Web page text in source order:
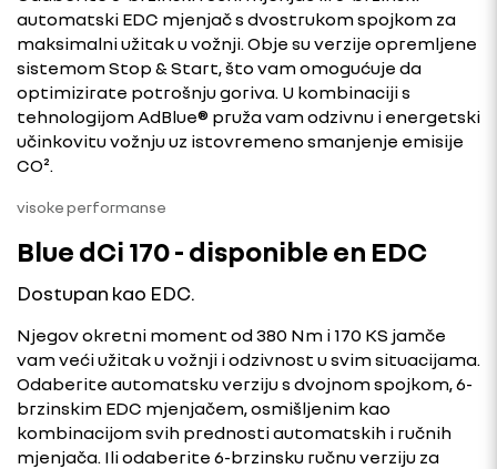
automatski EDC mjenjač s dvostrukom spojkom za
maksimalni užitak u vožnji. Obje su verzije opremljene
sistemom Stop & Start, što vam omogućuje da
optimizirate potrošnju goriva. U kombinaciji s
tehnologijom AdBlue® pruža vam odzivnu i energetski
učinkovitu vožnju uz istovremeno smanjenje emisije
CO².
visoke performanse
Blue dCi 170 - disponible en EDC
Dostupan kao EDC.
Njegov okretni moment od 380 Nm i 170 KS jamče
vam veći užitak u vožnji i odzivnost u svim situacijama.
Odaberite automatsku verziju s dvojnom spojkom, 6-
brzinskim EDC mjenjačem, osmišljenim kao
kombinacijom svih prednosti automatskih i ručnih
mjenjača. Ili odaberite 6-brzinsku ručnu verziju za